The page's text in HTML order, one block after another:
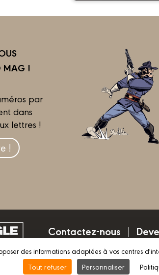
MAG !
par
dans
lettres !
!
Contactez-nous
Mentions légales Conditions
des informations adaptées à vos centres
Tout refuser
Personnaliser